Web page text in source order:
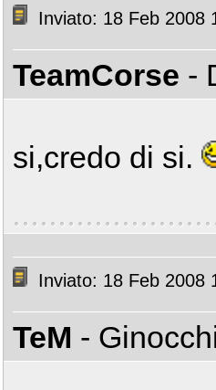
Inviato: 18 Feb 2008
TeamCorse -
si,credo di si.
Inviato: 18 Feb 2008
TeM -